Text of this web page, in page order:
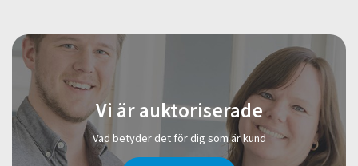
Vi är auktoriserade
Vad betyder det för dig som är kund